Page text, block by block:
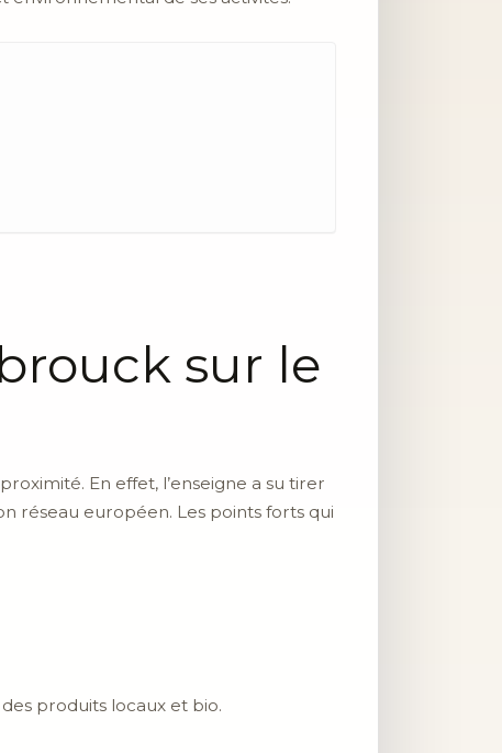
sur le
En effet, l’enseigne a su tirer
réseau européen. Les points forts qui
produits locaux et bio.